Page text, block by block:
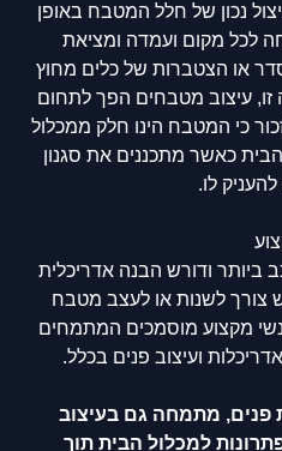
נכון של חלל המטבח באופן
לכל מקום ועמדה ומציאת
או הצטברות של כלים מחוץ
זו, עיצוב מטבחים הפך לתחום
כי המטבח הינו חלק ממכלול
כאשר מתכננים את סגנון
לו.
ביותר ודורש הבנה אדריכלית
צורך לשנות או לעצב מטבח
מקצוע מוסמכים המתמחים
ועיצוב פנים בכלל.
פנים, מתמחה גם בעיצוב
למכלול הבית תוך